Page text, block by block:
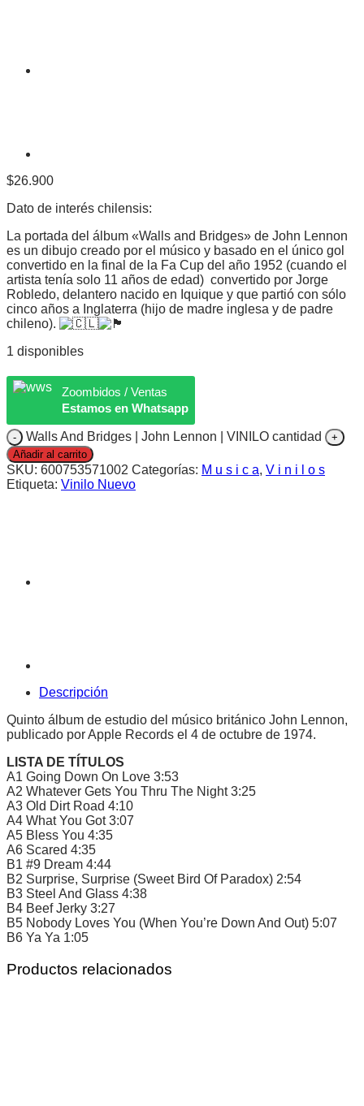
$26.900
Dato de interés chilensis:
La portada del álbum «Walls and Bridges» de John Lennon
es un dibujo creado por el músico y basado en el único gol
convertido en la final de la Fa Cup del año 1952 (cuando el
artista tenía solo 11 años de edad) convertido por Jorge
Robledo, delantero nacido en Iquique y que partió con sólo
cinco años a Inglaterra (hijo de madre inglesa y de padre
chileno).
1 disponibles
Zoombidos / Ventas
Estamos en Whatsapp
Walls And Bridges | John Lennon | VINILO cantidad
Añadir al carrito
SKU: 600753571002 Categorías: M u s i c a, V i n i l o s
Etiqueta: Vinilo Nuevo
Descripción
Quinto álbum de estudio del músico británico John Lennon,
publicado por Apple Records el 4 de octubre de 1974.
LISTA DE TÍTULOS
A1 Going Down On Love 3:53
A2 Whatever Gets You Thru The Night 3:25
A3 Old Dirt Road 4:10
A4 What You Got 3:07
A5 Bless You 4:35
A6 Scared 4:35
B1 #9 Dream 4:44
B2 Surprise, Surprise (Sweet Bird Of Paradox) 2:54
B3 Steel And Glass 4:38
B4 Beef Jerky 3:27
B5 Nobody Loves You (When You’re Down And Out) 5:07
B6 Ya Ya 1:05
Productos relacionados